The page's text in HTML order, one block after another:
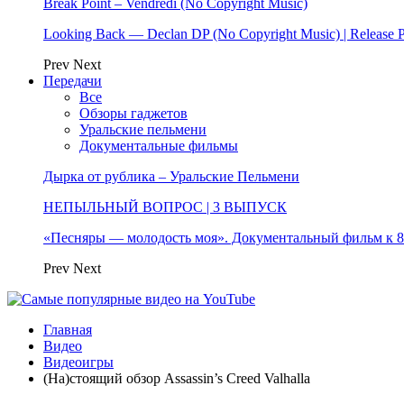
Break Point – Vendredi (No Copyright Music)
Looking Back — Declan DP (No Copyright Music) | Release
Prev Next
Передачи
Все
Обзоры гаджетов
Уральские пельмени
Документальные фильмы
Дырка от рублика – Уральские Пельмени
НЕПЫЛЬНЫЙ ВОПРОС | 3 ВЫПУСК
«Песняры — молодость моя». Документальный фильм к
Prev Next
Главная
Видео
Видеоигры
(На)стоящий обзор Assassin’s Creed Valhalla